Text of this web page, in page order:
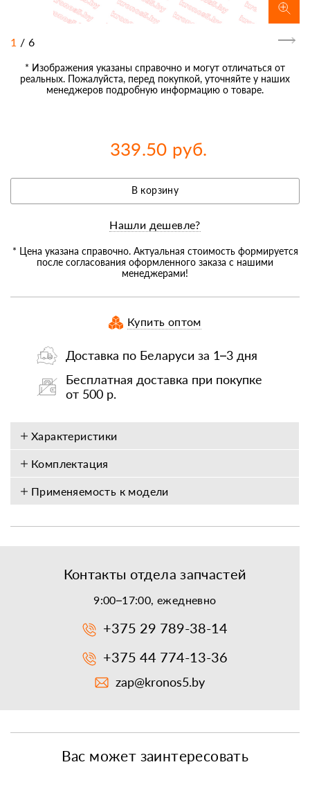
1 / 6
* Изображения указаны справочно и могут отличаться от
реальных. Пожалуйста, перед покупкой, уточняйте у наших
менеджеров подробную информацию о товаре.
339.50 руб.
В корзину
Нашли дешевле?
* Цена указана справочно. Актуальная стоимость формируется
после согласования оформленного заказа с нашими
менеджерами!
Купить оптом
Доставка по Беларуси за 1–3 дня
Бесплатная доставка при покупке
от 500 р.
Характеристики
Комплектация
Применяемость к модели
Контакты отдела запчастей
9:00–17:00, ежедневно
+375 29 789-38-14
+375 44 774-13-36
zap@kronos5.by
Вас может заинтересовать